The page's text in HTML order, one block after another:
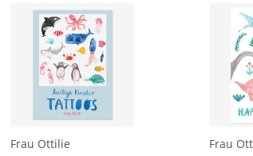
Frau Ottilie Frau